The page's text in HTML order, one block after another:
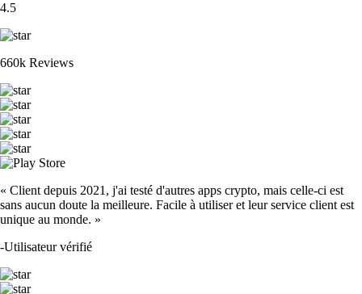
4.5
660k Reviews
« Client depuis 2021, j'ai testé d'autres apps crypto, mais celle-ci est
sans aucun doute la meilleure. Facile à utiliser et leur service client est
unique au monde. »
-Utilisateur vérifié